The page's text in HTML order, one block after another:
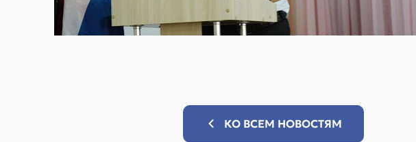
КО ВСЕМ НОВОСТЯМ